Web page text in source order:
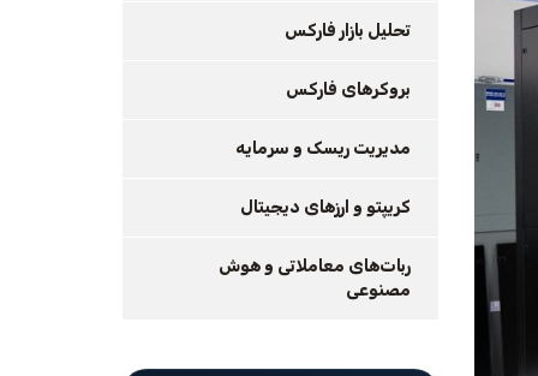
تحلیل بازار فارکس
بروکرهای فارکس
مدیریت ریسک و سرمایه
کریپتو و ارزهای دیجیتال
ربات‌های معاملاتی و هوش
مصنوعی